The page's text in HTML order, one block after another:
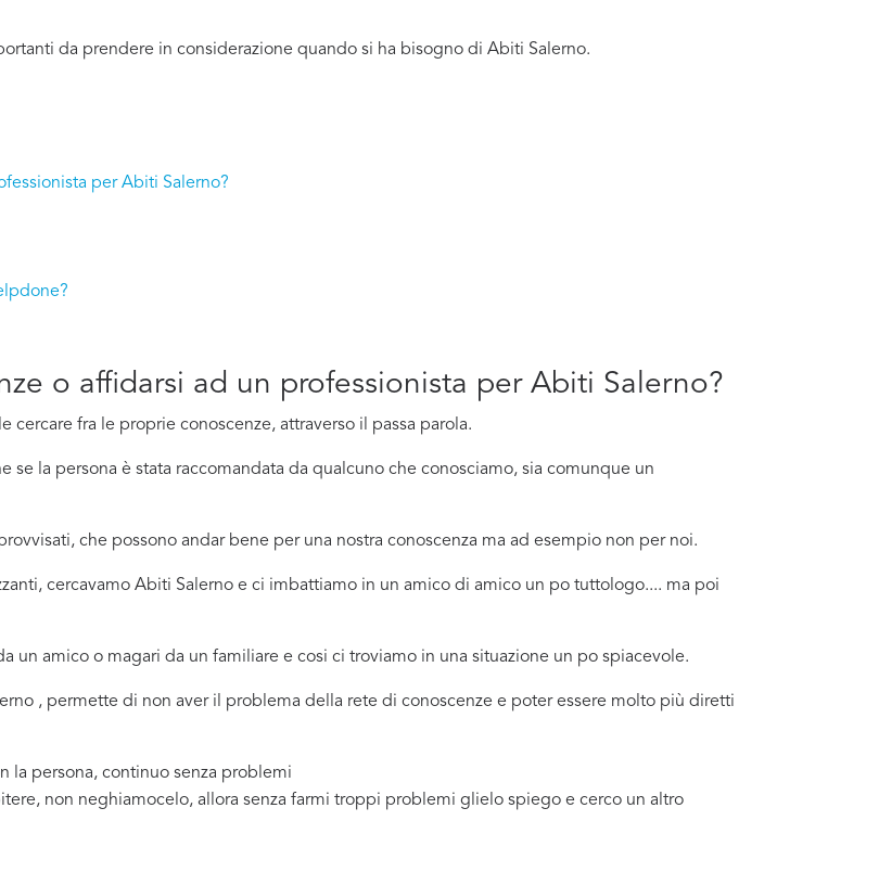
da prendere in considerazione quando si ha bisogno di Abiti Salerno.
per Abiti Salerno?
o affidarsi ad un professionista per Abiti Salerno?
fra le proprie conoscenze, attraverso il passa parola.
se la persona è stata raccomandata da qualcuno che conosciamo, sia comunque un
che possono andar bene per una nostra conoscenza ma ad esempio non per noi.
cercavamo Abiti Salerno e ci imbattiamo in un amico di amico un po tuttologo.... ma poi
un amico o magari da un familiare e cosi ci troviamo in una situazione un po spiacevole.
, permette di non aver il problema della rete di conoscenze e poter essere molto più diretti
la persona, continuo senza problemi
non neghiamocelo, allora senza farmi troppi problemi glielo spiego e cerco un altro